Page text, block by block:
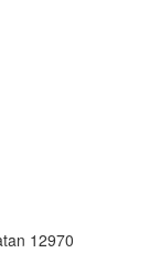
12970